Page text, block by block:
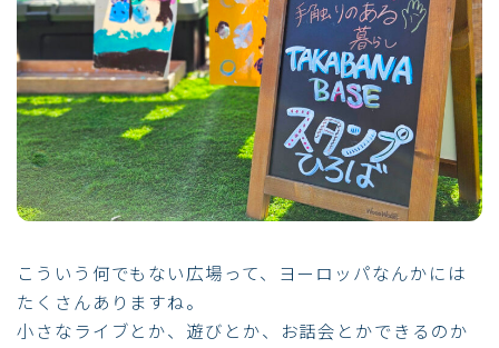
こういう何でもない広場って、ヨーロッパなんかには
たくさんありますね。
小さなライブとか、遊びとか、お話会とかできるのか